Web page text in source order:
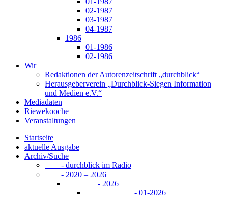
02-1987
03-1987
04-1987
1986
01-1986
02-1986
Wir
Redaktionen der Autorenzeitschrift „durchblick“
Herausgeberverein „Durchblick-Siegen Information
und Medien e.V.“
Mediadaten
Riewekooche
Veranstaltungen
Startseite
aktuelle Ausgabe
Archiv/Suche
- durchblick im Radio
- 2020 – 2026
- 2026
- 01-2026